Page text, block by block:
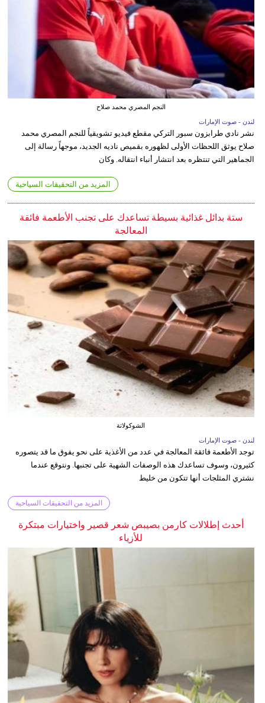
النجم المصري محمد صلاح
لندن - صوت الإمارات
نشر نادي طرابزون سبور التركي مقطع فيديو تشويقياً للنجم المصري محمد
صلاح يوثق اللحظات الأولى لظهوره بقميص ناديه الجديد، موجهاً رسالة إلى
الجماهير التي تنتظره بعد انتشار أنباء انتقاله. وكان
المزيد من التحقيقات السياحية
ستة بدائل غذائية بسيطة تساعدك على تجنب الأطعمة فائقة
المعالجة
الشوكولاتة
لندن - صوت الإمارات
توجد الأطعمة فائقة المعالجة في عدد من الأغذية على نحو يفوق ما قد يتصوره
كثيرون، وسوف تساعدك هذه الوصفات الشهية على تجنبها. ونتوقع عندما
نشتري المثلجات أنها تتكون من خليط
المزيد من التحقيقات السياحية
أحدث إطلالات كارمن بصيبص شعر قصير واختيارات مبتكرة
للأزياء